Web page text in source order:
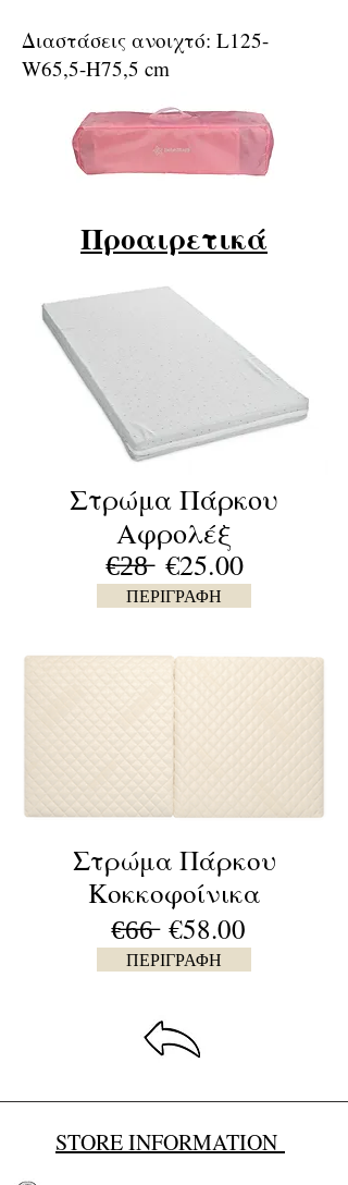
Διαστάσεις ανοιχτό: L125-
W65,5-H75,5 cm
Προαιρετικά
Στρώμα Πάρκου
Αφρολέξ
€̶2̶8̶ €25.00
ΠΕΡΙΓΡΑΦΗ
Στρώμα Πάρκου
Κοκκοφοίνικα
€̶6̶6̶ €58.00
ΠΕΡΙΓΡΑΦΗ
STORE INFORMATION